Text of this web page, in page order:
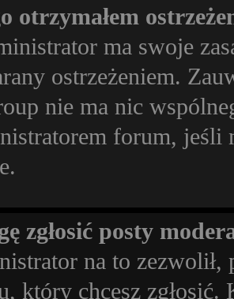
otrzymałem
ma swoje
ostrzeżeniem.
nie ma nic
forum, jeśli
zgłosić posty
na to
który chcesz